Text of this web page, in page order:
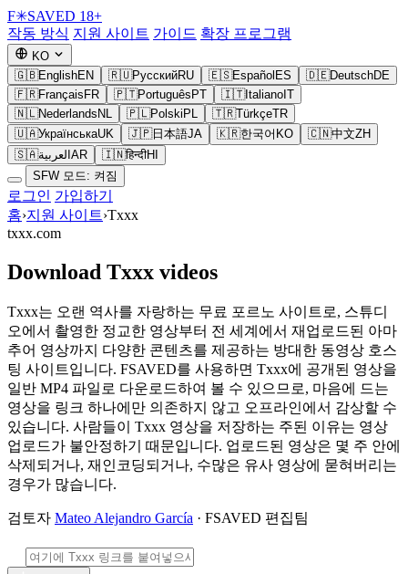
F✳SAVED 18+
작동 방식 지원 사이트 가이드 확장 프로그램
KO
🇬🇧EnglishEN 🇷🇺РусскийRU 🇪🇸Español ES 🇩🇪DeutschDE
🇫🇷Français FR 🇵🇹Português PT 🇮🇹Italiano IT
🇳🇱Nederlands NL 🇵🇱Polski PL 🇹🇷TürkçeTR
🇺🇦УкраїнськаUK 🇯🇵日本語JA 🇰🇷한국어 KO 🇨🇳中文ZH
🇸🇦العربية AR 🇮🇳हिन्दीHI
SFW 모드: 켜짐
로그인 가입하기
홈›지원 사이트›Txxx
txxx.com
Download Txxx videos
Txxx는 오랜 역사를 자랑하는 무료 포르노 사이트로, 스튜디
오에서 촬영한 정교한 영상부터 전 세계에서 재업로드된 아마
추어 영상까지 다양한 콘텐츠를 제공하는 방대한 동영상 호스
팅 사이트입니다. FSAVED를 사용하면 Txxx에 공개된 영상을
일반 MP4 파일로 다운로드하여 볼 수 있으므로, 마음에 드는
영상을 링크 하나에만 의존하지 않고 오프라인에서 감상할 수
있습니다. 사람들이 Txxx 영상을 저장하는 주된 이유는 영상
업로드가 불안정하기 때문입니다. 업로드된 영상은 몇 주 안에
삭제되거나, 재인코딩되거나, 수많은 유사 영상에 묻혀버리는
경우가 많습니다.
검토자 Mateo Alejandro García · FSAVED 편집팀